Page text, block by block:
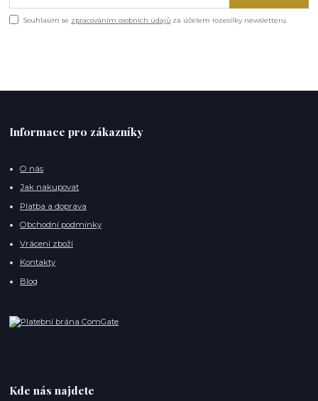
Souhlasím se zpracováním osobních údajů za účelem rozesílky newsletteru.
Informace pro zákazníky
O nás
Jak nakupovat
Platba a doprava
Obchodní podmínky
Vrácení zboží
Kontakty
Blog
Kde nás najdete